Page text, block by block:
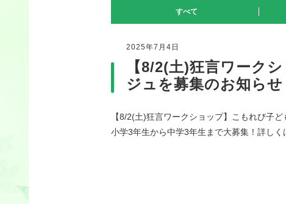
すべて
2025年7月4日
【8/2(土)狂言ワーク
ジュを募集のお知らせ
【8/2(土)狂言ワークショップ】こもれび子
小学3年生から中学3年生まで大募集！詳しく